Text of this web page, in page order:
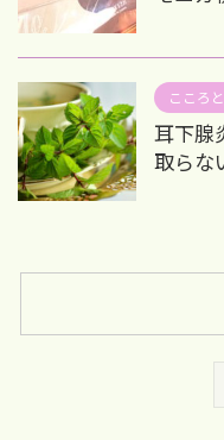
こころ
耳下
取らな